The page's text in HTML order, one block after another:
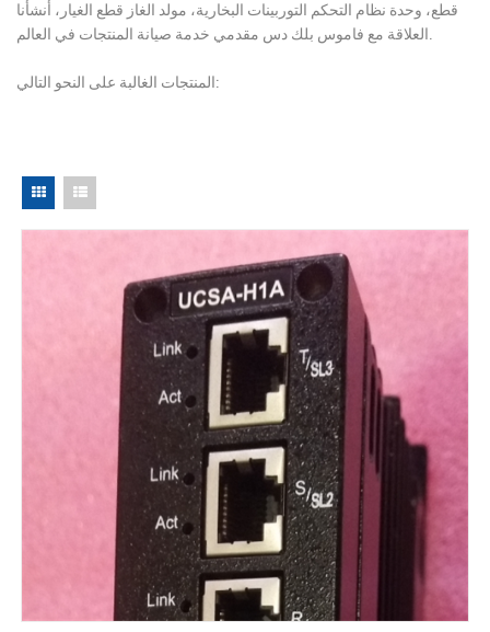
قطع، وحدة نظام التحكم التوربينات البخارية، مولد الغاز قطع الغيار، أنشأنا
المنتجات الغالبة على النحو التالي: